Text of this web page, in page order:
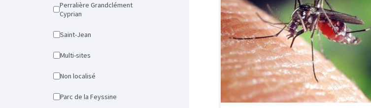
Perralière Grandclément
Cyprian
Saint-Jean
Multi-sites
Non localisé
Parc de la Feyssine